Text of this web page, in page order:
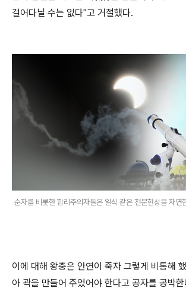
걸어다닐 수는 없다"고 거절했다.
순자를 비롯한 합리주의자들은 일식 같은 천문현상을 자연
이에 대해 왕충은 안연이 죽자 그렇게 비통해
아 곽을 만들어 주었어야 한다고 공자를 공박한